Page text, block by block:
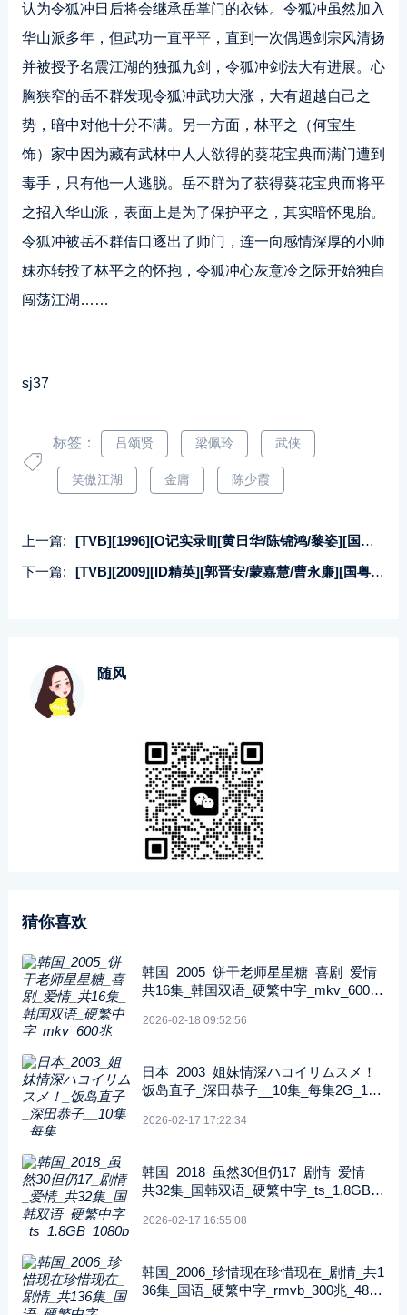
认为令狐冲日后将会继承岳掌门的衣钵。令狐冲虽然加入
华山派多年，但武功一直平平，直到一次偶遇剑宗风清扬
并被授予名震江湖的独孤九剑，令狐冲剑法大有进展。心
胸狭窄的岳不群发现令狐冲武功大涨，大有超越自己之
势，暗中对他十分不满。另一方面，林平之（何宝生
饰）家中因为藏有武林中人人欲得的葵花宝典而满门遭到
毒手，只有他一人逃脱。岳不群为了获得葵花宝典而将平
之招入华山派，表面上是为了保护平之，其实暗怀鬼胎。
令狐冲被岳不群借口逐出了师门，连一向感情深厚的小师
妹亦转投了林平之的怀抱，令狐冲心灰意冷之际开始独自
闯荡江湖……
sj37
标签： 吕颂贤 梁佩玲 武侠
笑傲江湖 金庸 陈少霞
上一篇:
[TVB][1996][O记实录Ⅱ][黄日华/陈锦鸿/黎姿][国粤双语中字][GOTV源码/MKV][30集全/每集约800M]
下一篇:
[TVB][2009][ID精英][郭晋安/蒙嘉慧/曹永廉][国粤双语中字][GOTV源码/MKV][30集全/每集约800M]
随风
猜你喜欢
韩国_2005_饼干老师星星糖_喜剧_爱情_
共16集_韩国双语_硬繁中字_mkv_600兆
2026-02-18 09:52:56
日本_2003_姐妹情深ハコイリムスメ！_
饭岛直子_深田恭子__10集_每集2G_108
2026-02-17 17:22:34
韩国_2018_虽然30但仍17_剧情_爱情_
共32集_国韩双语_硬繁中字_ts_1.8GB_1
2026-02-17 16:55:08
韩国_2006_珍惜现在珍惜现在_剧情_共1
36集_国语_硬繁中字_rmvb_300兆_480p